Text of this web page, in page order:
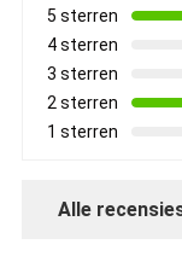
5 sterren
4 sterren
3 sterren
2 sterren
1 sterren
Alle